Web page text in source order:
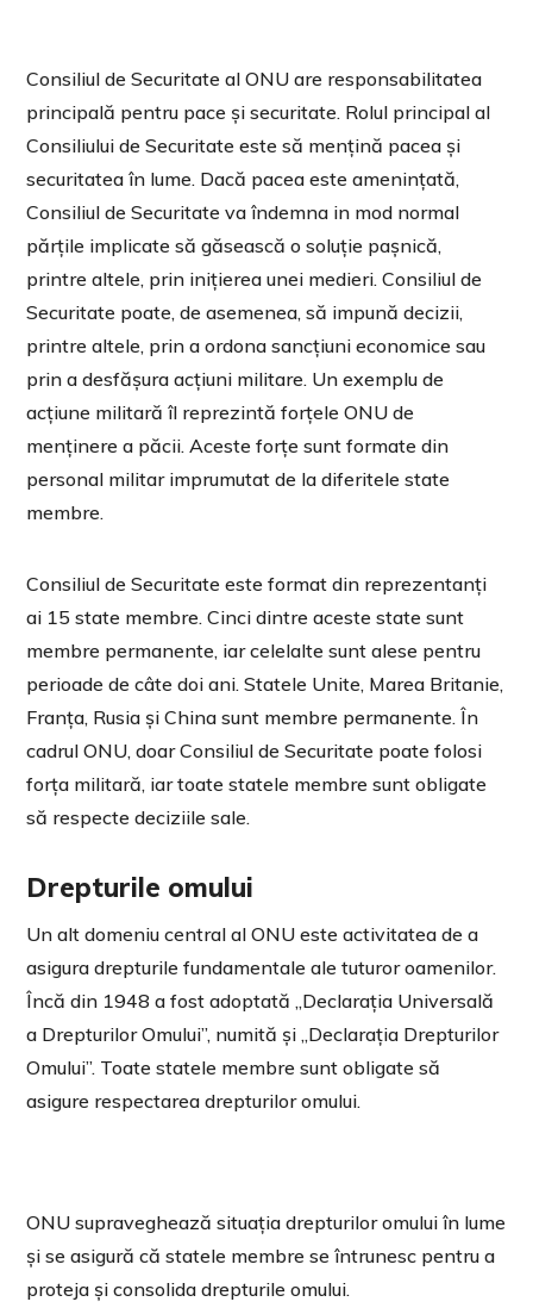
Consiliul de Securitate al ONU are responsabilitatea
principală pentru pace și securitate. Rolul principal al
Consiliului de Securitate este să mențină pacea și
securitatea în lume. Dacă pacea este amenințată,
Consiliul de Securitate va îndemna in mod normal
părțile implicate să găsească o soluție pașnică,
printre altele, prin inițierea unei medieri. Consiliul de
Securitate poate, de asemenea, să impună decizii,
printre altele, prin a ordona sancțiuni economice sau
prin a desfășura acțiuni militare. Un exemplu de
acțiune militară îl reprezintă forțele ONU de
menținere a păcii. Aceste forțe sunt formate din
personal militar imprumutat de la diferitele state
membre.
Consiliul de Securitate este format din reprezentanți
ai 15 state membre. Cinci dintre aceste state sunt
membre permanente, iar celelalte sunt alese pentru
perioade de câte doi ani. Statele Unite, Marea Britanie,
Franța, Rusia și China sunt membre permanente. În
cadrul ONU, doar Consiliul de Securitate poate folosi
forța militară, iar toate statele membre sunt obligate
să respecte deciziile sale.
Drepturile omului
Un alt domeniu central al ONU este activitatea de a
asigura drepturile fundamentale ale tuturor oamenilor.
Încă din 1948 a fost adoptată „Declarația Universală
a Drepturilor Omului”, numită și „Declarația Drepturilor
Omului”. Toate statele membre sunt obligate să
asigure respectarea drepturilor omului.
ONU supraveghează situația drepturilor omului în lume
și se asigură că statele membre se întrunesc pentru a
proteja și consolida drepturile omului.